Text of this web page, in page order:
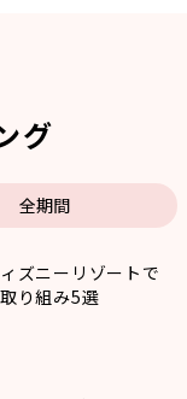
グ
全期間
ズニーリゾートで
り組み5選